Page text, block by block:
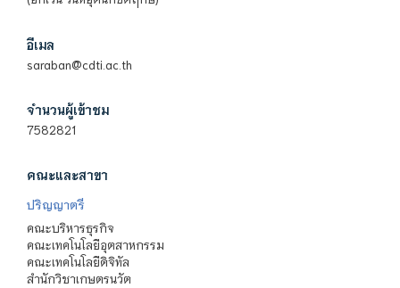
อีเมล
saraban@cdti.ac.th
จำนวนผู้เข้าชม
7582821
คณะและสาขา
ปริญญาตรี
คณะบริหารธุรกิจ
คณะเทคโนโลยีอุตสาหกรรม
คณะเทคโนโลยีดิจิทัล
สำนักวิชาเกษตรนวัต